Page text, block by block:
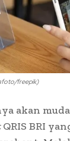
freepik)
akan
QRIS BRI